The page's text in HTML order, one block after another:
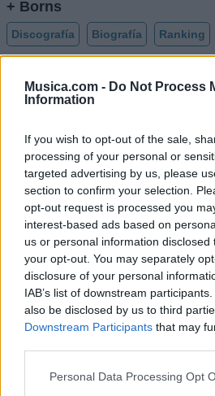
Musica.com - Do Not Process
Information
If you wish to opt-out of the sale,
processing of your personal or
targeted advertising by us, please
section to confirm your selection.
opt-out request is processed you
interest-based ads based on
us or personal information
your opt-out. You may separately
disclosure of your personal
IAB’s list of downstream
also be disclosed by us to third
Downstream Participants that may
Personal Data Processing Opt
+ Borns
Discografía Biografía Ranking
Borns
no está entre los 500
y visitados de esta semana.
¿Apoyar a Borns?
3 0
Ranking de Borns TOP Música